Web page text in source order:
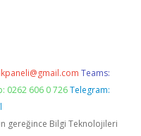
Teams:
0262 606 0 726 Telegram:
gereğince Bilgi Teknolojileri